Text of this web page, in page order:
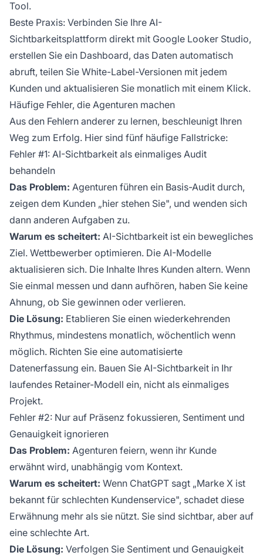
Tool.
Beste Praxis: Verbinden Sie Ihre AI-
Sichtbarkeitsplattform direkt mit Google Looker Studio,
erstellen Sie ein Dashboard, das Daten automatisch
abruft, teilen Sie White-Label-Versionen mit jedem
Kunden und aktualisieren Sie monatlich mit einem Klick.
Häufige Fehler, die Agenturen machen
Aus den Fehlern anderer zu lernen, beschleunigt Ihren
Weg zum Erfolg. Hier sind fünf häufige Fallstricke:
Fehler #1: AI-Sichtbarkeit als einmaliges Audit
behandeln
Das Problem: Agenturen führen ein Basis-Audit durch,
zeigen dem Kunden „hier stehen Sie", und wenden sich
dann anderen Aufgaben zu.
Warum es scheitert: AI-Sichtbarkeit ist ein bewegliches
Ziel. Wettbewerber optimieren. Die AI-Modelle
aktualisieren sich. Die Inhalte Ihres Kunden altern. Wenn
Sie einmal messen und dann aufhören, haben Sie keine
Ahnung, ob Sie gewinnen oder verlieren.
Die Lösung: Etablieren Sie einen wiederkehrenden
Rhythmus, mindestens monatlich, wöchentlich wenn
möglich. Richten Sie eine automatisierte
Datenerfassung ein. Bauen Sie AI-Sichtbarkeit in Ihr
laufendes Retainer-Modell ein, nicht als einmaliges
Projekt.
Fehler #2: Nur auf Präsenz fokussieren, Sentiment und
Genauigkeit ignorieren
Das Problem: Agenturen feiern, wenn ihr Kunde
erwähnt wird, unabhängig vom Kontext.
Warum es scheitert: Wenn ChatGPT sagt „Marke X ist
bekannt für schlechten Kundenservice", schadet diese
Erwähnung mehr als sie nützt. Sie sind sichtbar, aber auf
eine schlechte Art.
Die Lösung: Verfolgen Sie Sentiment und Genauigkeit